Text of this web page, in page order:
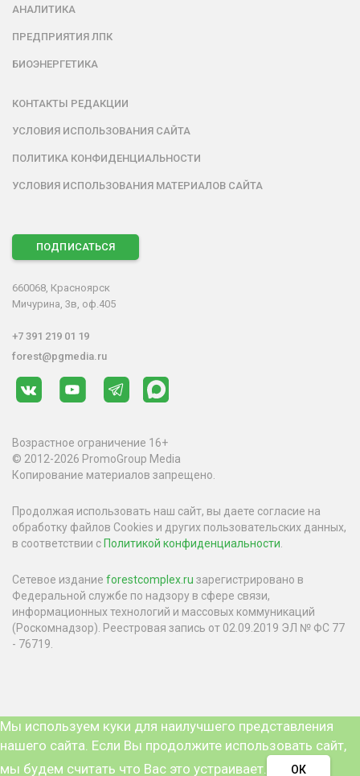
АНАЛИТИКА
ПРЕДПРИЯТИЯ ЛПК
БИОЭНЕРГЕТИКА
КОНТАКТЫ РЕДАКЦИИ
УСЛОВИЯ ИСПОЛЬЗОВАНИЯ САЙТА
ПОЛИТИКА КОНФИДЕНЦИАЛЬНОСТИ
УСЛОВИЯ ИСПОЛЬЗОВАНИЯ МАТЕРИАЛОВ САЙТА
ПОДПИСАТЬСЯ
660068, Красноярск
Мичурина, 3в, оф.405
+7 391 219 01 19
forest@pgmedia.ru
Возрастное ограничение 16+
© 2012-2026 PromoGroup Media
Копирование материалов запрещено.
Продолжая использовать наш сайт, вы даете согласие на
обработку файлов Cookies и других пользовательских данных,
в соответствии с Политикой конфиденциальности
Сетевое издание forestcomplex.ru зарегистрировано в
Федеральной службе по надзору в сфере связи,
информационных технологий и массовых коммуникаций
(Роскомнадзор). Реестровая запись от 02.09.2019 ЭЛ № ФС 77
- 76719.
Мы используем куки для наилучшего представления
нашего сайта. Если Вы продолжите использовать сайт,
мы будем считать что Вас это устраивает.
ОК